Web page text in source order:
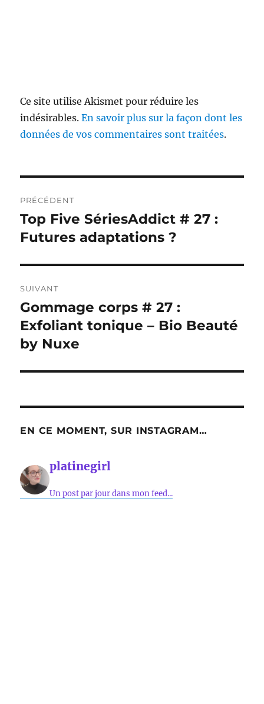
Ce site utilise Akismet pour réduire les
indésirables.En savoir plus sur la façon dont les
données de vos commentaires sont traitées.
de
l’article
PRÉCÉDENT
Publication
précédente :
Top Five SériesAddict # 27 :
Futures adaptations ?
SUIVANT
Publication
suivante :
Gommage corps # 27 :
Exfoliant tonique – Bio Beauté
by Nuxe
EN CE MOMENT, SUR INSTAGRAM…
platinegirl
Un post par jour dans mon feed...